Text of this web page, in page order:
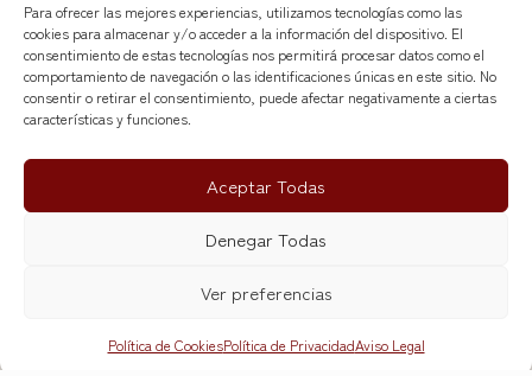
Para ofrecer las mejores experiencias, utilizamos tecnologías como las
cookies para almacenar y/o acceder a la información del dispositivo. El
consentimiento de estas tecnologías nos permitirá procesar datos como el
comportamiento de navegación o las identificaciones únicas en este sitio. No
consentir o retirar el consentimiento, puede afectar negativamente a ciertas
características y funciones.
Aceptar Todas
Denegar Todas
Ver preferencias
Política de CookiesPolítica de PrivacidadAviso Legal
Roger Alva, en Interiores con una pieza para Eric
Onavazo
Abr 20, 2026